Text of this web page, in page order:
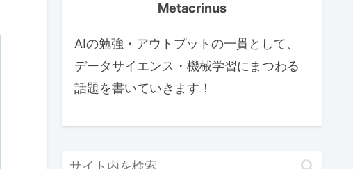
Metacrinus
AIの勉強・アウトプットの一貫として、
データサイエンス・機械学習にまつわる
話題を書いていきます！